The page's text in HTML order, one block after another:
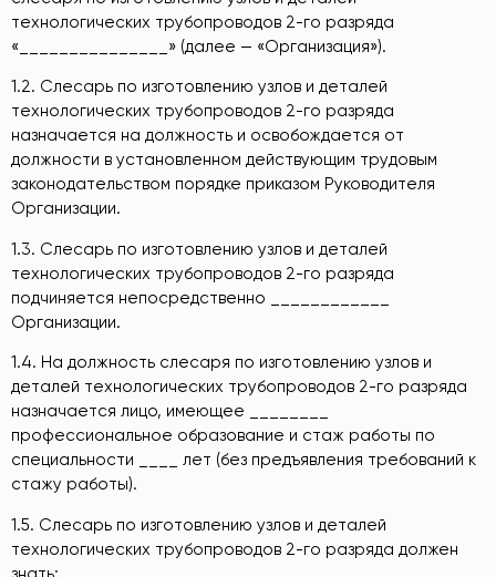
технологических трубопроводов 2-го разряда
«_______________» (далее — «Организация»).
1.2. Слесарь по изготовлению узлов и деталей
технологических трубопроводов 2-го разряда
назначается на должность и освобождается от
должности в установленном действующим трудовым
законодательством порядке приказом Руководителя
Организации.
1.3. Слесарь по изготовлению узлов и деталей
технологических трубопроводов 2-го разряда
подчиняется непосредственно ____________
Организации.
1.4. На должность слесаря по изготовлению узлов и
деталей технологических трубопроводов 2-го разряда
назначается лицо, имеющее ________
профессиональное образование и стаж работы по
специальности ____ лет (без предъявления требований к
стажу работы).
1.5. Слесарь по изготовлению узлов и деталей
технологических трубопроводов 2-го разряда должен